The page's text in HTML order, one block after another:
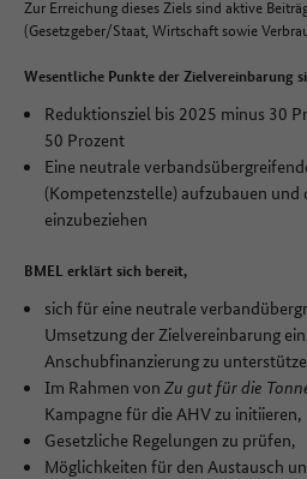
Zur Erreichung dieses Ziels sind aktive
(Gesetzgeber/Staat, Wirtschaft sowie
Wesentliche Punkte der Zielvereinbarung
Reduktionsziel bis 2025 minus 30
50 Prozent
Eine neutrale
(Kompetenzstelle) aufzubauen
einzubeziehen
BMEL erklärt sich bereit,
sich für eine neutrale
Umsetzung der Zielvereinbarung
Anschubfinanzierung zu
Im Rahmen von Zu gut für die
Kampagne für die AHV zu initiieren,
Gesetzliche Regelungen zu prüfen,
Möglichkeiten für den Austausch